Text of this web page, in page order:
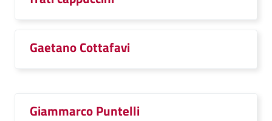
Gaetano Cottafavi
Giammarco Puntelli